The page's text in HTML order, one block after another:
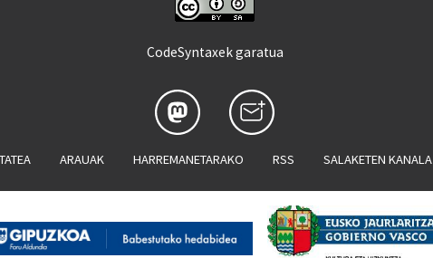
CodeSyntaxek garatua
ARAUAK HARREMANETARAKO RSS SALAKETEN KANALA